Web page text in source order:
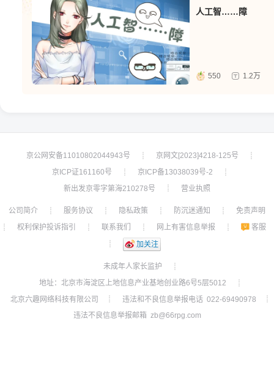
人工智……障
550 1.2万
京公网安备11010802044943号 ┊ 京网文[2023]4218-125号
┊
京ICP证161160号
┊ 京ICP备13038039号-2
┊
新出发京零字第海210278号
┊ 营业执照
公司简介 ┊ 服务协议 ┊ 隐私政策 ┊ 防沉迷通知 ┊
免责声明
┊
权利保护投诉指引 ┊ 联系我们 ┊ 网上有害信息举报 ┊
客服
┊
加关注
未成年人家长监护
┊
地址：北京市海淀区上地信息产业基地创业路6号5层5012
┊
北京六趣网络科技有限公司
┊ 违法和不良信息举报电话 022-69490978
┊
违法不良信息举报邮箱 zb@66rpg.com